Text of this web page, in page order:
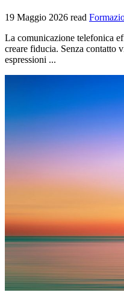
19 Maggio 2026 read
La comunicazione telefonica
creare fiducia. Senza contatto
espressioni ...